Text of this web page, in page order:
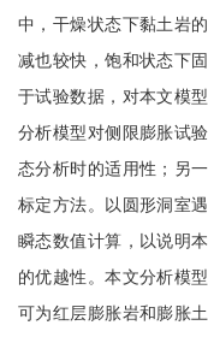
中，干燥状态下黏土岩
减也较快，饱和状态下
于试验数据，对本文模
分析模型对侧限膨胀试
态分析时的适用性；另
标定方法。以圆形洞室
瞬态数值计算，以说明
的优越性。本文分析模
可为红层膨胀岩和膨胀